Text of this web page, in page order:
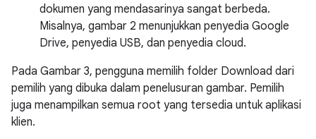
dokumen yang mendasarinya sangat berbeda.
Misalnya, gambar 2 menunjukkan penyedia Google
Drive, penyedia USB, dan penyedia cloud.
Pada Gambar 3, pengguna memilih folder Download dari
pemilih yang dibuka dalam penelusuran gambar. Pemilih
juga menampilkan semua root yang tersedia untuk aplikasi
klien.